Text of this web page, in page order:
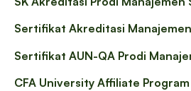
Sertifikat Akreditasi Manajemen
Sertifikat AUN-QA Prodi
CFA University Affiliate